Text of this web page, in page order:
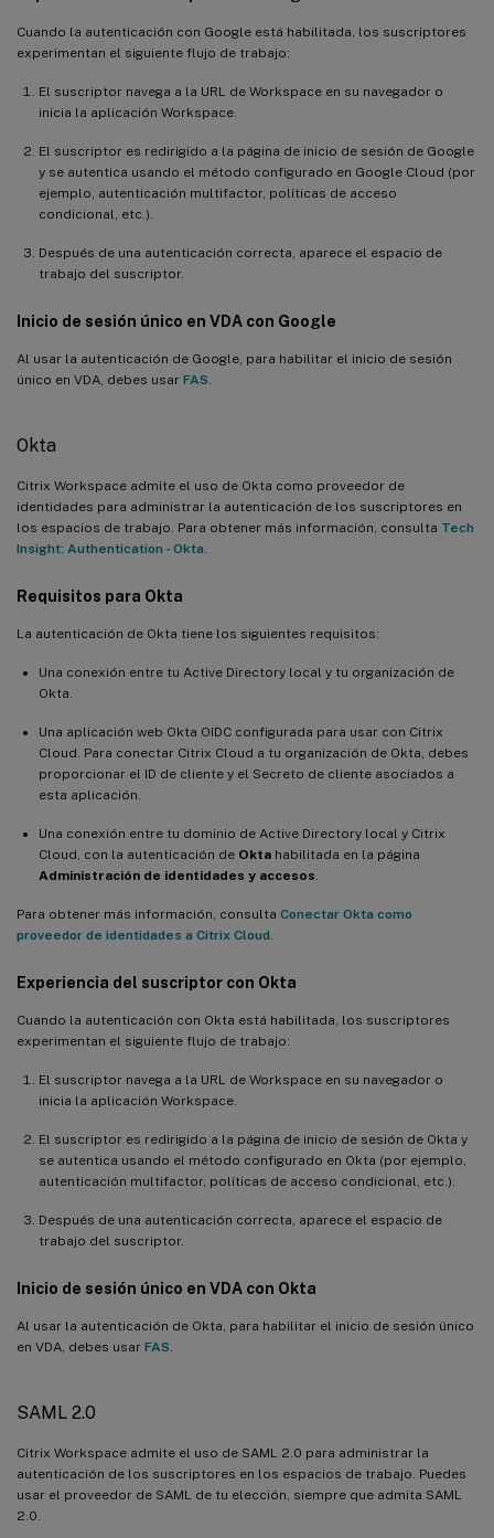
Cuando la autenticación con Google está habilitada, los suscriptores
experimentan el siguiente flujo de trabajo:
El suscriptor navega a la URL de Workspace en su navegador o
inicia la aplicación Workspace.
El suscriptor es redirigido a la página de inicio de sesión de Google
y se autentica usando el método configurado en Google Cloud (por
ejemplo, autenticación multifactor, políticas de acceso
condicional, etc.).
Después de una autenticación correcta, aparece el espacio de
trabajo del suscriptor.
Inicio de sesión único en VDA con Google
Al usar la autenticación de Google, para habilitar el inicio de sesión
único en VDA, debes usar FAS.
Okta
Citrix Workspace admite el uso de Okta como proveedor de
identidades para administrar la autenticación de los suscriptores en
los espacios de trabajo. Para obtener más información, consulta Tech
Insight: Authentication - Okta.
Requisitos para Okta
La autenticación de Okta tiene los siguientes requisitos:
Una conexión entre tu Active Directory local y tu organización de
Okta.
Una aplicación web Okta OIDC configurada para usar con Citrix
Cloud. Para conectar Citrix Cloud a tu organización de Okta, debes
proporcionar el ID de cliente y el Secreto de cliente asociados a
esta aplicación.
Una conexión entre tu dominio de Active Directory local y Citrix
Cloud, con la autenticación de Okta habilitada en la página
Administración de identidades y accesos.
Para obtener más información, consulta Conectar Okta como
proveedor de identidades a Citrix Cloud.
Experiencia del suscriptor con Okta
Cuando la autenticación con Okta está habilitada, los suscriptores
experimentan el siguiente flujo de trabajo:
El suscriptor navega a la URL de Workspace en su navegador o
inicia la aplicación Workspace.
El suscriptor es redirigido a la página de inicio de sesión de Okta y
se autentica usando el método configurado en Okta (por ejemplo,
autenticación multifactor, políticas de acceso condicional, etc.).
Después de una autenticación correcta, aparece el espacio de
trabajo del suscriptor.
Inicio de sesión único en VDA con Okta
Al usar la autenticación de Okta, para habilitar el inicio de sesión único
en VDA, debes usar FAS.
SAML 2.0
Citrix Workspace admite el uso de SAML 2.0 para administrar la
autenticación de los suscriptores en los espacios de trabajo. Puedes
usar el proveedor de SAML de tu elección, siempre que admita SAML
2.0.